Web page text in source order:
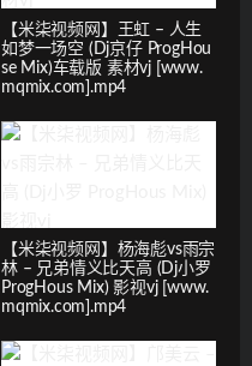
【米柒视频网】王虹 – 人生
如梦一场空 (Dj京仔 ProgHou
se Mix)车载版 素材vj [www.
mqmix.com].mp4
【米柒视频网】杨海彪vs雨宗
林 – 兄弟情义比天高 (Dj小罗
ProgHous Mix) 影视vj [www.
mqmix.com].mp4